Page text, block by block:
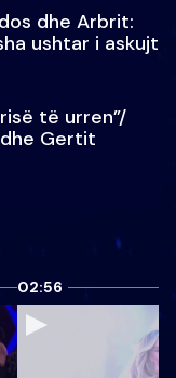
dhe Arbrit:
ushtar i askujt
të urren”/
Gertit
02:56